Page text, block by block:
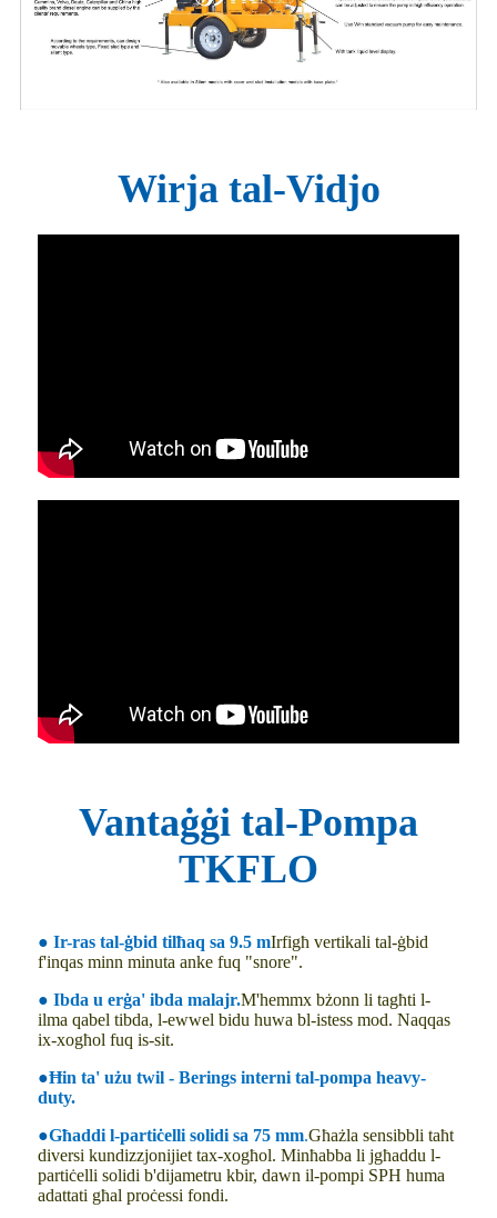
Wirja tal-Vidjo
Vantaġġi tal-Pompa
TKFLO
● Ir-ras tal-ġbid tilħaq sa 9.5 mIrfigħ vertikali tal-ġbid
f'inqas minn minuta anke fuq "snore".
● Ibda u erġa' ibda malajr.M'hemmx bżonn li tagħti l-
ilma qabel tibda, l-ewwel bidu huwa bl-istess mod. Naqqas
ix-xogħol fuq is-sit.
●Ħin ta' użu twil - Berings interni tal-pompa heavy-
duty.
●Għaddi l-partiċelli solidi sa 75 mm.Għażla sensibbli taħt
diversi kundizzjonijiet tax-xogħol. Minħabba li jgħaddu l-
partiċelli solidi b'dijametru kbir, dawn il-pompi SPH huma
adattati għal proċessi fondi.